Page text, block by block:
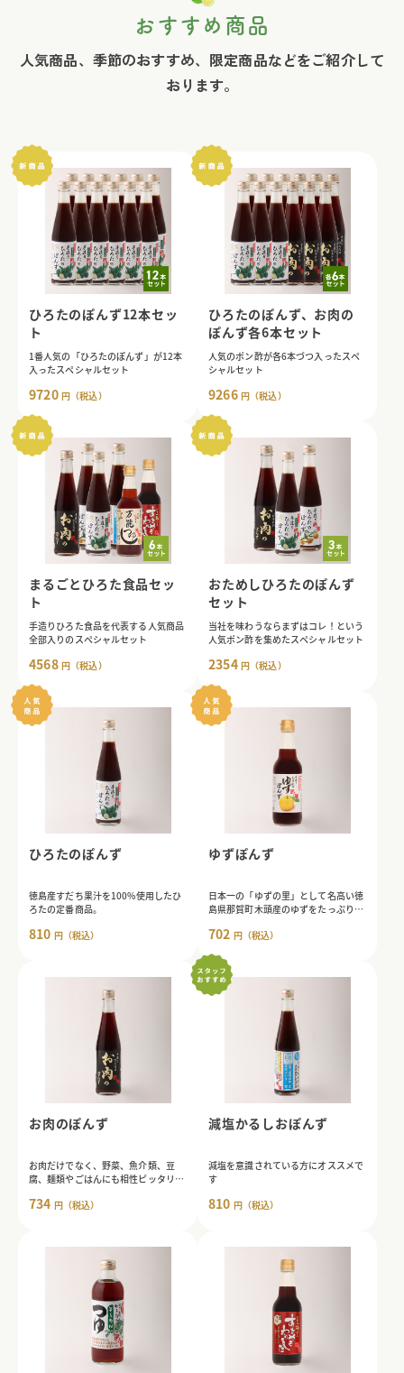
おすすめ商品
人気商品、季節のおすすめ、限定商品などをご紹介して
おります。
ひろたのぽんず12本セッ
ト
1番人気の「ひろたのぽんず」が12本
入ったスペシャルセット
9720 円（税込）
ひろたのぽんず、お肉の
ぽんず各6本セット
人気のポン酢が各6本づつ入ったスペ
シャルセット
9266 円（税込）
まるごとひろた食品セッ
ト
手造りひろた食品を代表する人気商品
全部入りのスペシャルセット
4568 円（税込）
おためしひろたのぽんず
セット
当社を味わうならまずはコレ！という
人気ポン酢を集めたスペシャルセット
2354 円（税込）
ひろたのぽんず
徳島産すだち果汁を100%使用したひ
ろたの定番商品。
810 円（税込）
ゆずぽんず
日本一の「ゆずの里」として名高い徳
島県那賀町木頭産のゆずをたっぷり使
702 円（税込）
お肉のぽんず
お肉だけでなく、野菜、魚介類、豆
腐、麺類やごはんにも相性ピッタリ。
734 円（税込）
減塩かるしおぽんず
減塩を意識されている方にオススメで
す
810 円（税込）